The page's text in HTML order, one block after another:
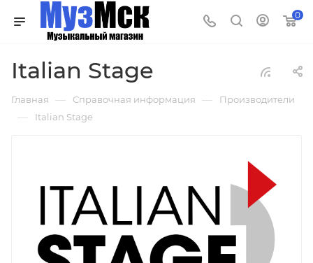
0
Italian Stage
Главная — Справочная информация — Производители
— Italian Stage